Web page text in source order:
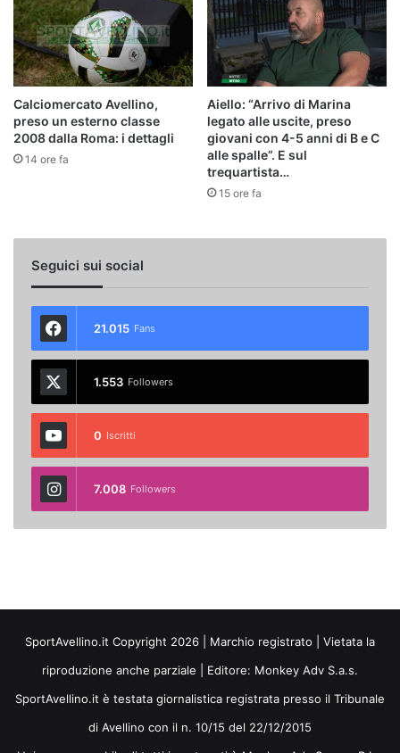
Calciomercato Avellino,
preso un esterno classe
2008 dalla Roma: i dettagli
14 ore fa
Aiello: “Arrivo di Marina
legato alle uscite, preso
giovani con 4-5 anni di B e C
alle spalle”. E sul
trequartista…
15 ore fa
Seguici sui social
21.015 Fans
1.553 Followers
0 Iscritti
7.008 Followers
SportAvellino.it Copyright 2026 | Marchio registrato | Vietata la
riproduzione anche parziale | Editore: Monkey Adv S.a.s.
SportAvellino.it è testata giornalistica registrata presso il Tribunale
di Avellino con il n. 10/15 del 22/12/2015